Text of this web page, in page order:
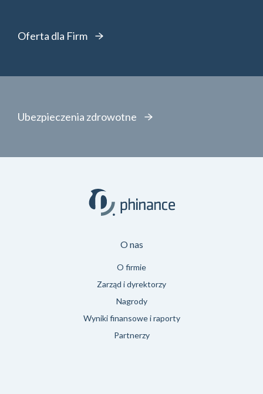
Oferta dla Firm
Ubezpieczenia zdrowotne
O nas
O firmie
Zarząd i dyrektorzy
Nagrody
Wyniki finansowe i raporty
Partnerzy